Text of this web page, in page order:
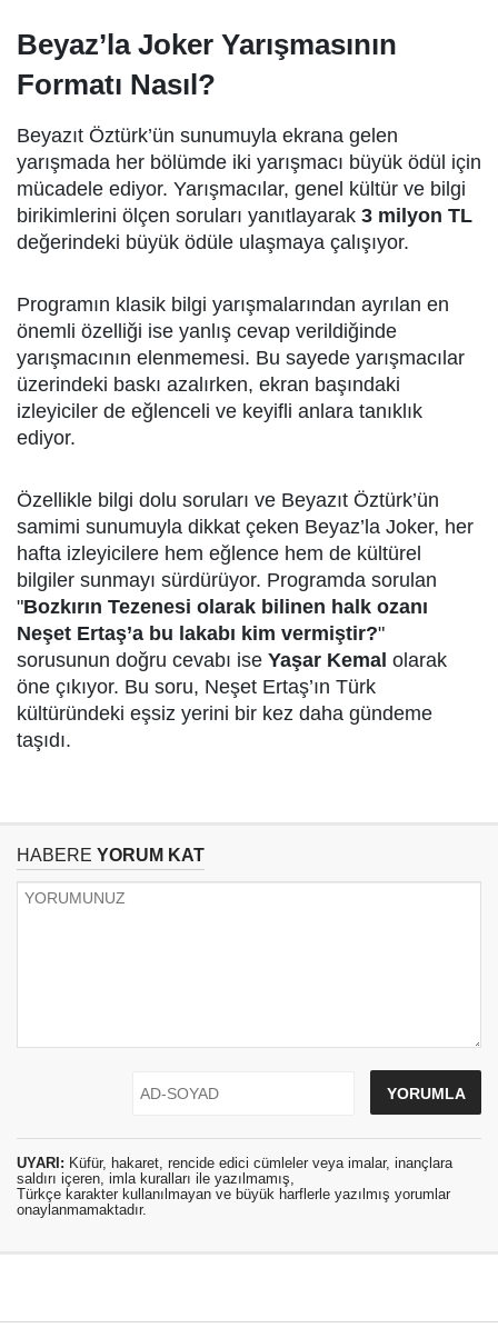
Beyaz’la Joker Yarışmasının
Formatı Nasıl?
Beyazıt Öztürk’ün sunumuyla ekrana gelen
yarışmada her bölümde iki yarışmacı büyük ödül için
mücadele ediyor. Yarışmacılar, genel kültür ve bilgi
birikimlerini ölçen soruları yanıtlayarak 3 milyon TL
değerindeki büyük ödüle ulaşmaya çalışıyor.
Programın klasik bilgi yarışmalarından ayrılan en
önemli özelliği ise yanlış cevap verildiğinde
yarışmacının elenmemesi. Bu sayede yarışmacılar
üzerindeki baskı azalırken, ekran başındaki
izleyiciler de eğlenceli ve keyifli anlara tanıklık
ediyor.
Özellikle bilgi dolu soruları ve Beyazıt Öztürk’ün
samimi sunumuyla dikkat çeken Beyaz’la Joker, her
hafta izleyicilere hem eğlence hem de kültürel
bilgiler sunmayı sürdürüyor. Programda sorulan
"Bozkırın Tezenesi olarak bilinen halk ozanı
Neşet Ertaş’a bu lakabı kim vermiştir?"
sorusunun doğru cevabı ise Yaşar Kemal olarak
öne çıkıyor. Bu soru, Neşet Ertaş’ın Türk
kültüründeki eşsiz yerini bir kez daha gündeme
taşıdı.
HABERE YORUM KAT
UYARI: Küfür, hakaret, rencide edici cümleler veya imalar, inançlara
saldırı içeren, imla kuralları ile yazılmamış,
Türkçe karakter kullanılmayan ve büyük harflerle yazılmış yorumlar
onaylanmamaktadır.